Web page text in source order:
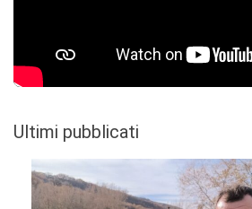
Ultimi pubblicati